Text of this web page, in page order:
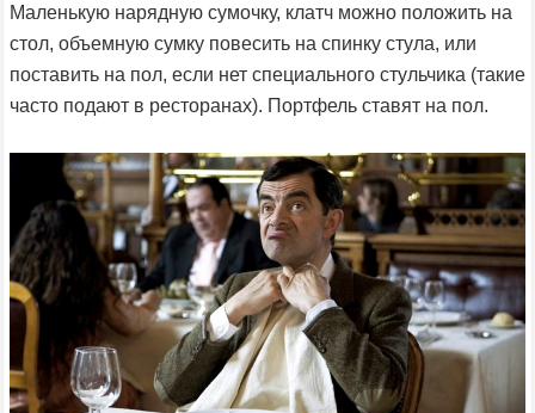
Маленькую нарядную сумочку, клатч можно положить на
стол, объемную сумку повесить на спинку стула, или
поставить на пол, если нет специального стульчика (такие
часто подают в ресторанах). Портфель ставят на пол.